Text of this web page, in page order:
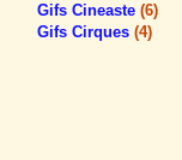
Gifs Cineaste (6)
Gifs Cirques (4)